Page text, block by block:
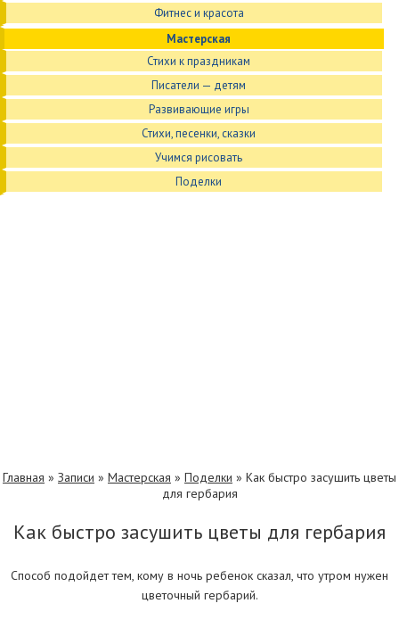
Фитнес и красота
Мастерская
Стихи к праздникам
Писатели — детям
Развивающие игры
Стихи, песенки, сказки
Учимся рисовать
Поделки
Главная » Записи » Мастерская » Поделки » Как быстро засушить цветы
для гербария
Как быстро засушить цветы для гербария
Способ подойдет тем, кому в ночь ребенок сказал, что утром нужен
цветочный гербарий.